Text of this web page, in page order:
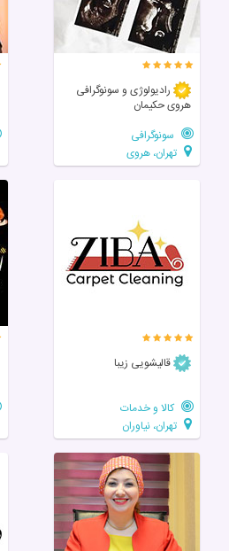
رادیولوژی و سونوگرافی
هروی حکیمان
سونوگرافی
تهران، هروی
قالیشویی زیبا
کالا و خدمات
تهران، نیاوران